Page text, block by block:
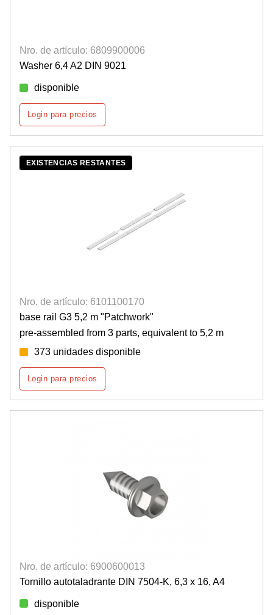
Nro. de artículo: 6809900006
Washer 6,4 A2 DIN 9021
disponible
Login para precios
EXISTENCIAS RESTANTES
Nro. de artículo: 6101100170
base rail G3 5,2 m "Patchwork"
pre-assembled from 3 parts, equivalent to 5,2 m
373 unidades disponible
Login para precios
Nro. de artículo: 6900600013
Tornillo autotaladrante DIN 7504-K, 6,3 x 16, A4
disponible